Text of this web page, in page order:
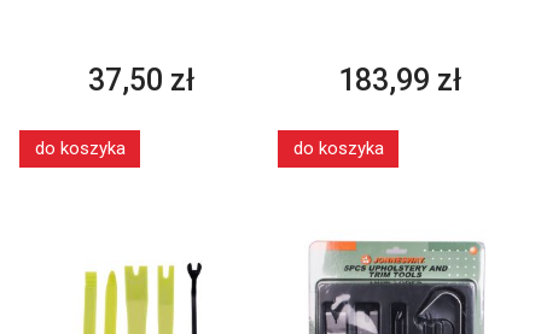
37,50 zł
do koszyka
183,99 zł
do koszyka